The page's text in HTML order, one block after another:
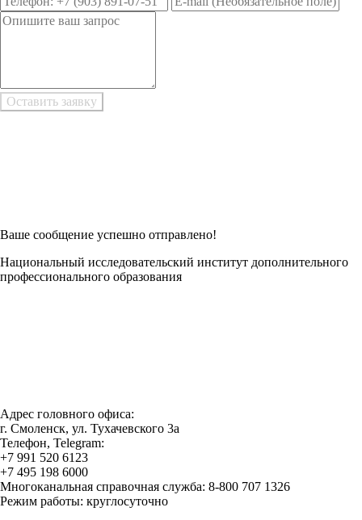
Ваше сообщение успешно отправлено!
Национальный исследовательский институт дополнительного
профессионального образования
Адрес головного офиса:
г. Смоленск, ул. Тухачевского 3а
Телефон, Telegram:
+7 991 520 6123
+7 495 198 6000
Многоканальная справочная служба: 8-800 707 1326
Режим работы: круглосуточно